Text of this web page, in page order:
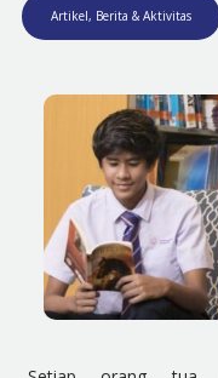
Artikel, Berita & Aktivitas